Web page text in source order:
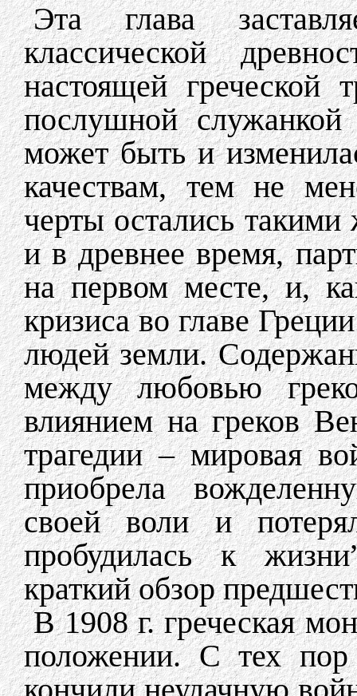
Эта глава
классической
настоящей греческой
послушной служанкой
может быть и
качествам, тем не
черты остались
и в древнее время,
на первом месте, и,
кризиса во главе
людей земли.
между любовью
влиянием на греков
трагедии – мировая
приобрела
своей воли и
пробудилась к
краткий обзор
В 1908 г. греческая
положении. С тех